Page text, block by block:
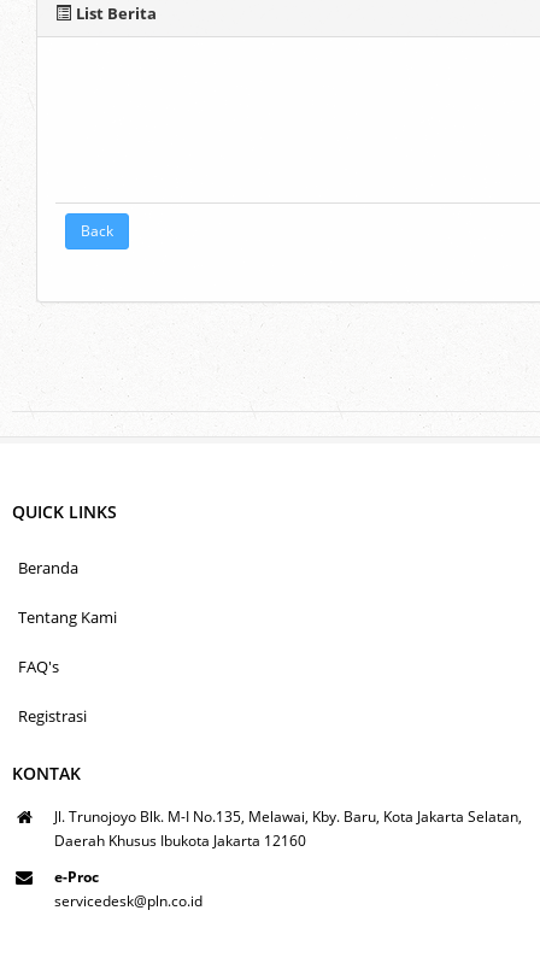
List Berita
Back
QUICK LINKS
Beranda
Tentang Kami
FAQ's
Registrasi
KONTAK
Jl. Trunojoyo Blk. M-I No.135, Melawai, Kby. Baru, Kota Jakarta Selatan,
Daerah Khusus Ibukota Jakarta 12160
e-Proc
servicedesk@pln.co.id